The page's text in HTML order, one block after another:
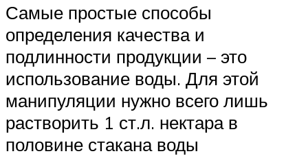
Самые простые способы
определения качества и
подлинности продукции – это
использование воды. Для этой
манипуляции нужно всего лишь
растворить 1 ст.л. нектара в
половине стакана воды